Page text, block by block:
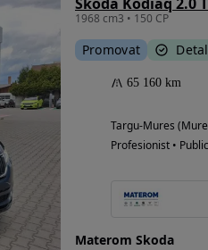
1968 cm3 • 150 CP
Promovat
65 160 km
Targu-Mures
Profesionist •
Materom Skoda